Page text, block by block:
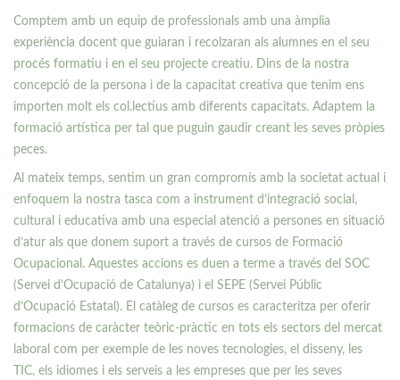
Comptem amb un equip de professionals amb una àmplia
experiència docent que guiaran i recolzaran als alumnes en el seu
procés formatiu i en el seu projecte creatiu. Dins de la nostra
concepció de la persona i de la capacitat creativa que tenim ens
importen molt els col.lectius amb diferents capacitats. Adaptem la
formació artística per tal que puguin gaudir creant les seves pròpies
peces.
Al mateix temps, sentim un gran compromís amb la societat actual i
enfoquem la nostra tasca com a instrument d’integració social,
cultural i educativa amb una especial atenció a persones en situació
d’atur als que donem suport a través de cursos de Formació
Ocupacional. Aquestes accions es duen a terme a través del SOC
(Servei d’Ocupació de Catalunya) i el SEPE (Servei Públic
d’Ocupació Estatal). El catàleg de cursos es caracteritza per oferir
formacions de caràcter teòric-pràctic en tots els sectors del mercat
laboral com per exemple de les noves tecnologies, el disseny, les
TIC, els idiomes i els serveis a les empreses que per les seves